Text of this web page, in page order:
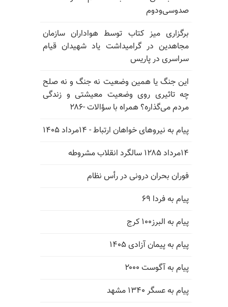
صدوسی‌و‌دوم
برگزاری میز کتاب توسط هواداران سازمان
مجاهدین در گرامیداشت یاد شهیدان قیام
سراسری در پاریس
این جنگ یا همین وضعیت نه جنگ و نه صلح
چه تاثیری روی وضعیت معیشتی و زندگی
مردم می‌گذاره؟ همراه با سؤالات -۲۸۶
پیام به نیروهای خواهان ارتباط - ۱۴مرداد ۱۴۰۵
۱۴مرداد ۱۲۸۵ سالگرد انقلاب مشروطه
فوران بحران درونی در رأس نظام
پیام به فردا ۶۹
پیام به البرز۱۰۰ کرج
پیام به پیمان آزادی ۱۴۰۵
پیام به آگوست ۲۰۰۰
پیام به عسگر ۱۳۴۰ مشهد